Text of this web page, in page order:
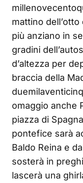
mattino
più anziano in
gradini
d’altezza per
braccia della
omaggio anche
piazza di
pontefice sarà
Baldo Reina e
sosterà in
lascerà una